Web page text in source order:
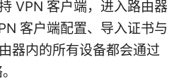
VPN 客户端，进入路由器
客户端配置、导入证书与
器内的所有设备都会通过